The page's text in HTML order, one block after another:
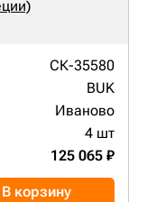
СК-35580
BUK
Иваново
4 шт
125 065 ₽
В корзину